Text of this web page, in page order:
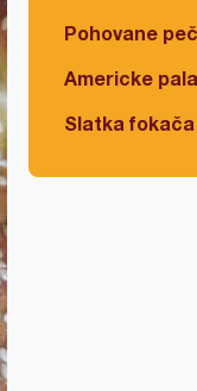
Pohovane
Americke
Slatka fokača